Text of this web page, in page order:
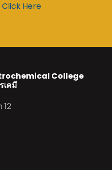
Click Here
College
เคมี
12